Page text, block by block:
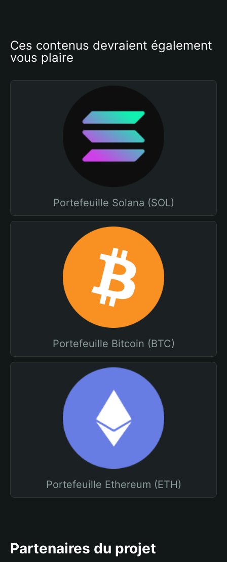
Ces contenus devraient également
vous plaire
Portefeuille Solana (SOL)
Portefeuille Bitcoin (BTC)
Portefeuille Ethereum (ETH)
Partenaires du projet